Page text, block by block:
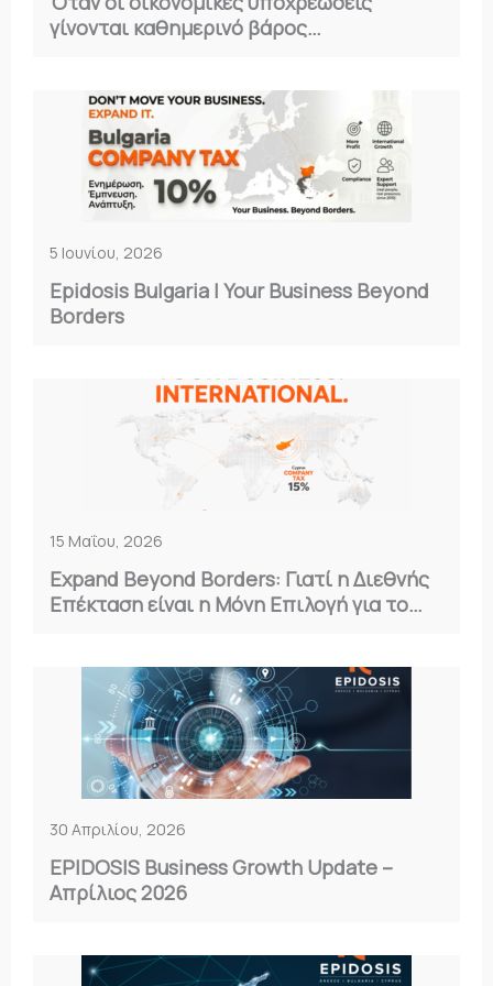
γίνονται καθημερινό βάρος…
5 Ιουνίου, 2026
Epidosis Bulgaria | Your Business Beyond
Borders
15 Μαΐου, 2026
Expand Beyond Borders: Γιατί η Διεθνής
Επέκταση είναι η Μόνη Επιλογή για το
30 Απριλίου, 2026
EPIDOSIS Business Growth Update –
Απρίλιος 2026